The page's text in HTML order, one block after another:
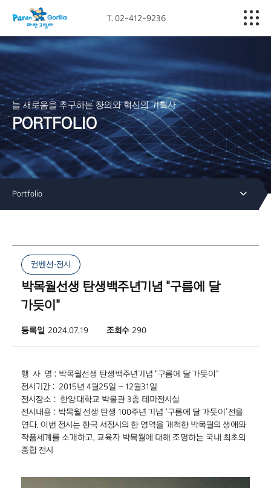
T. 02-412-9236
Business
Portfolio
Media
Contact
늘 새로움을 추구하는 창의와 혁신의 기획사
PORTFOLIO
Portfolio
컨벤션·전시
박목월선생 탄생백주년기념 "구름에 달
가듯이"
등록일 2024.07.19 조회수 290
행 사 명 : 박목월선생 탄생백주년기념 "구름에 달 가듯이"
전시기간 : 2015년 4월25일 ~ 12월31일
전시장소 : 한양대학교 박물관 3층 테마전시실
전시내용 : 박목월 선생 탄생 100주년 기념 ‘구름에 달 가듯이’전을
연다. 이번 전시는 한국 서정시의 한 영역을 개척한 박목월의 생애와
작품세계를 소개하고, 교육자 박목월에 대해 조명하는 국내 최초의
종합 전시